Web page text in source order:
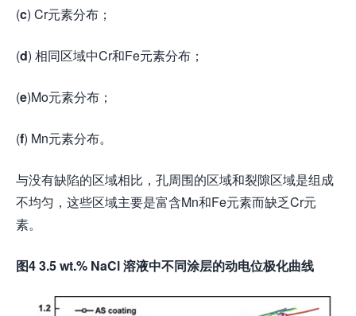
(c) Cr元素分布；
(d) 相同区域中Cr和Fe元素分布；
(e)Mo元素分布；
(f) Mn元素分布。
与没有缺陷的区域相比，孔周围的区域和裂隙区域是组成
不均匀，这些区域主要是富含Mn和Fe元素而缺乏Cr元
素。
图4 3.5 wt.% NaCl 溶液中不同涂层的动电位极化曲线